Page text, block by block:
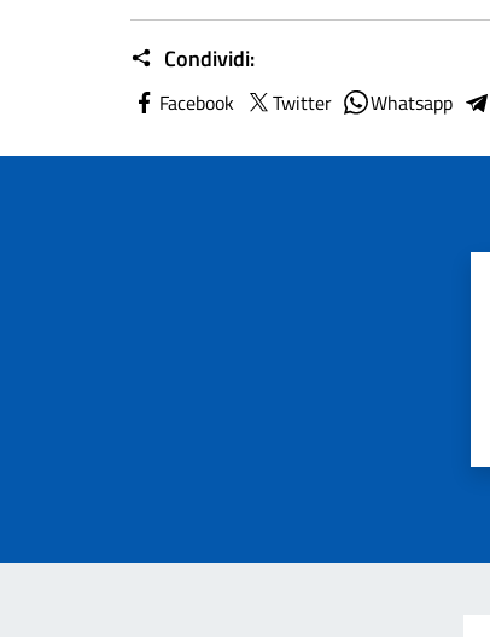
Condividi:
Facebook Twitter Whatsapp